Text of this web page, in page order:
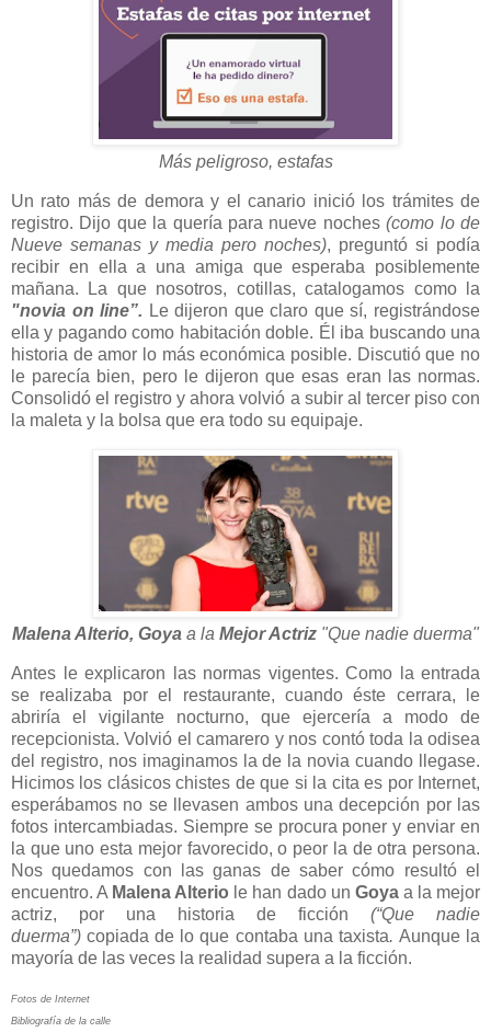
Más peligroso, estafas
Un rato más de demora y el canario inició los trámites de
registro. Dijo que la quería para nueve noches(como lo de
Nueve semanas y media pero noches), preguntó si podía
recibir en ella a una amiga que esperaba posiblemente
mañana. La que nosotros, cotillas, catalogamos como la
"novia on line”. Le dijeron que claro que sí, registrándose
ella y pagando como habitación doble. Él iba buscando una
historia de amor lo más económica posible. Discutió que no
le parecía bien, pero le dijeron que esas eran las normas.
Consolidó el registro y ahora volvió a subir al tercer piso con
la maleta y la bolsa que era todo su equipaje.
Malena Alterio, Goya a la Mejor Actriz "Que nadie duerma"
Antes le explicaron las normas vigentes. Como la entrada
se realizaba por el restaurante, cuando éste cerrara, le
abriría el vigilante nocturno, que ejercería a modo de
recepcionista. Volvió el camarero y nos contó toda la odisea
del registro, nos imaginamos la de la novia cuando llegase.
Hicimos los clásicos chistes de que si la cita es por Internet,
esperábamos no se llevasen ambos una decepción por las
fotos intercambiadas. Siempre se procura poner y enviar en
la que uno esta mejor favorecido, o peor la de otra persona.
Nos quedamos con las ganas de saber cómo resultó el
encuentro. A Malena Alterio le han dado un Goyaa la mejor
actriz, por una historia de ficción (“Que nadie
duerma”)copiada de lo que contaba una taxista. Aunque la
mayoría de las veces la realidad supera a la ficción.
Fotos de Internet
Bibliografía de la calle